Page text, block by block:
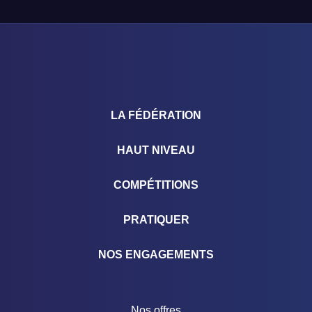
LA FÉDÉRATION
HAUT NIVEAU
COMPÉTITIONS
PRATIQUER
NOS ENGAGEMENTS